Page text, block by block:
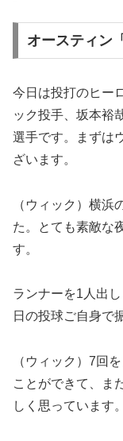
オースティン
今日は投打のヒー
ック投手、坂本裕
選手です。まずは
ざいます。
（ウィック）横浜
た。とても素敵な
す。
ランナーを1人出
日の投球ご自身で
（ウィック）7回
ことができて、ま
しく思っています。